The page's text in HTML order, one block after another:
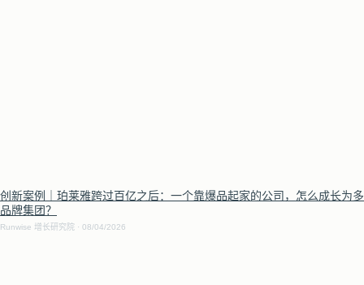
创新案例｜珀莱雅跨过百亿之后：一个靠爆品起家的公司，怎么成长为多
品牌集团？
Runwise 增长研究院 08/04/2026